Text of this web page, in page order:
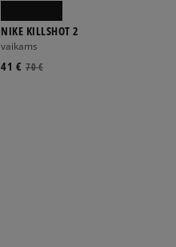
NIKE KILLSHOT 2
vaikams
70 €
41 €